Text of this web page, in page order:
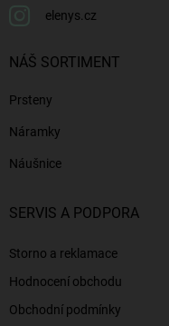
elenys.cz
NÁŠ SORTIMENT
Prsteny
Náramky
Náušnice
SERVIS A PODPORA
Storno a reklamace
Hodnocení obchodu
Obchodní podmínky